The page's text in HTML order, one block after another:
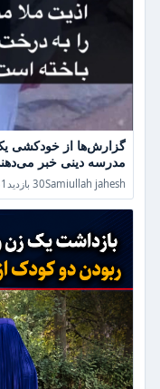
گزارش‌ها از خودکشی
مدرسه دینی خبر
Samiullah jahesh30 بازدید
بازداشت
زن
شوهر
به
اتهام
ربودن
دو
کودک
از
شفاخانه
ولایتی
بدخشان